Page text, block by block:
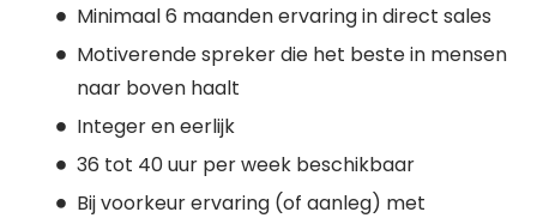
Minimaal 6 maanden ervaring in direct sales
Motiverende spreker die het beste in mensen
naar boven haalt
Integer en eerlijk
36 tot 40 uur per week beschikbaar
Bij voorkeur ervaring (of aanleg) met